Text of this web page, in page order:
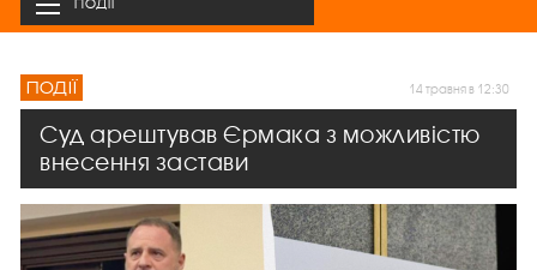
ПОДІЇ
ПОДІЇ 14 травня в 12:30
Суд арештував Єрмака з можливістю
внесення застави